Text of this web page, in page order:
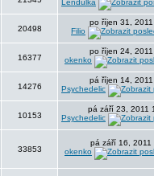
Lendulka
20498
po říjen 31,
Filio
16377
po říjen 24,
okenko
14276
pá říjen 14,
Psychedelic
10153
pá září 23, 2011
Psychedelic
33853
pá září 16, 2011
okenko